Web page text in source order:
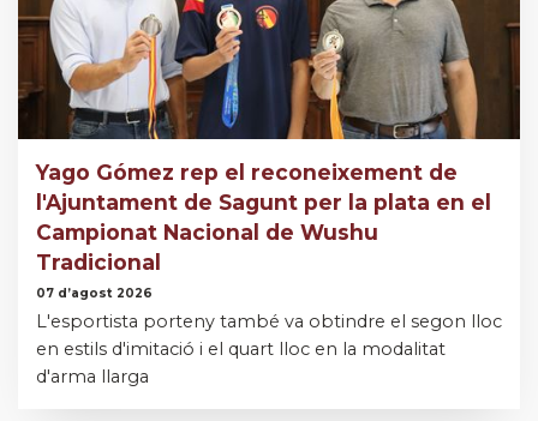
Yago Gómez rep el reconeixement de
l'Ajuntament de Sagunt per la plata en el
Campionat Nacional de Wushu
Tradicional
07 d’agost 2026
L'esportista porteny també va obtindre el segon lloc
en estils d'imitació i el quart lloc en la modalitat
d'arma llarga